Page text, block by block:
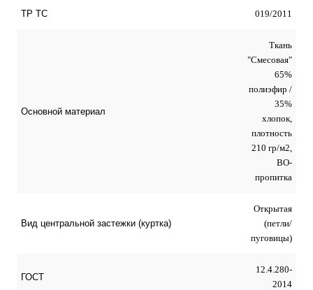
ТР ТС 019/2011
Основной материал
Ткань
"Смесовая"
65%
полиэфир /
35%
хлопок,
плотность
210 гр/м2,
ВО-
пропитка
Вид центральной застежки (куртка)
Открытая
(петли/
пуговицы)
ГОСТ
12.4.280-
2014